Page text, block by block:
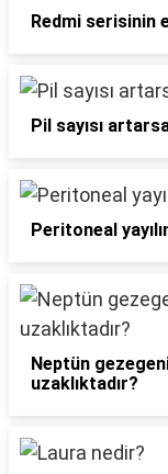
Redmi serisinin
Pil sayısı
Peritoneal
Neptün
uzaklıktadır?